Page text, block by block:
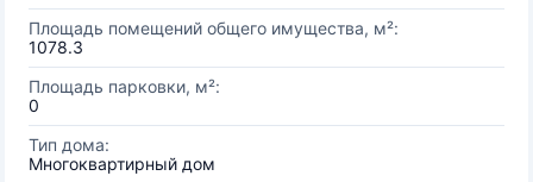
Площадь помещений общего имущества, м²:
1078.3
Площадь парковки, м²:
0
Тип дома:
Многоквартирный дом